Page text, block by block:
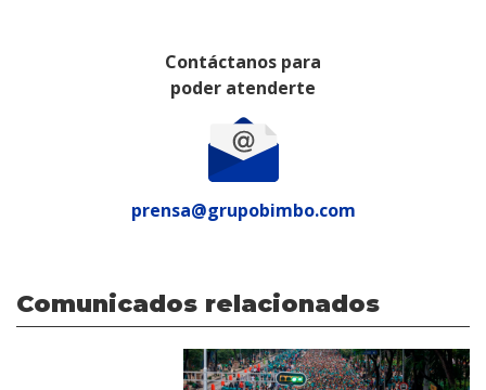
Contáctanos para
poder atenderte
prensa@grupobimbo.com
Comunicados relacionados